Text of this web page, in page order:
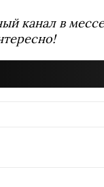
канал в